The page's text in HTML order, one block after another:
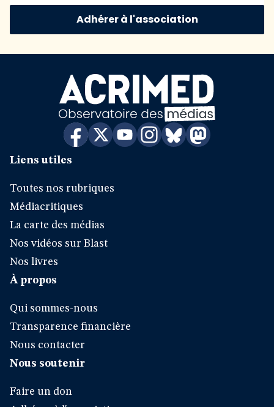
Adhérer à l'association
Liens utiles
Toutes nos rubriques
Médiacritiques
La carte des médias
Nos vidéos sur Blast
Nos livres
À propos
Qui sommes-nous
Transparence financière
Nous contacter
Nous soutenir
Faire un don